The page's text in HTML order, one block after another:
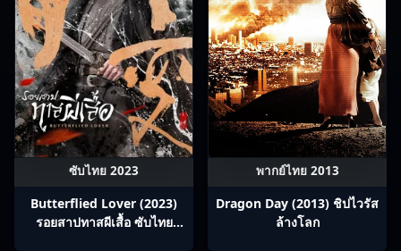
ซับไทย 2023
Butterflied Lover (2023)
รอยสาปทาสผีเสื้อ ซับไทย
พากย์ไทย 2013
Dragon Day (2013) ชิปไวรัส
ล้างโลก